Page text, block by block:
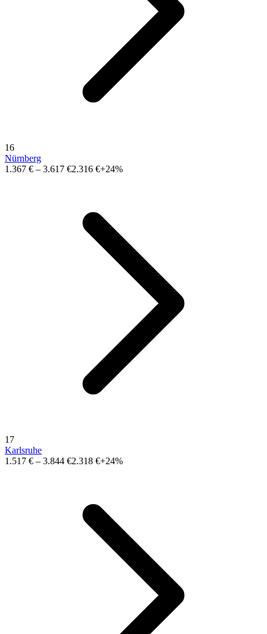
16
Nürnberg
1.367 € – 3.617 €2.316 €+24%
17
Karlsruhe
1.517 € – 3.844 €2.318 €+24%